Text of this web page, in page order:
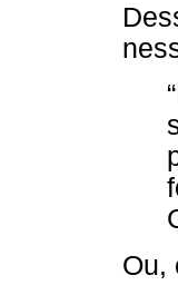
Ou,